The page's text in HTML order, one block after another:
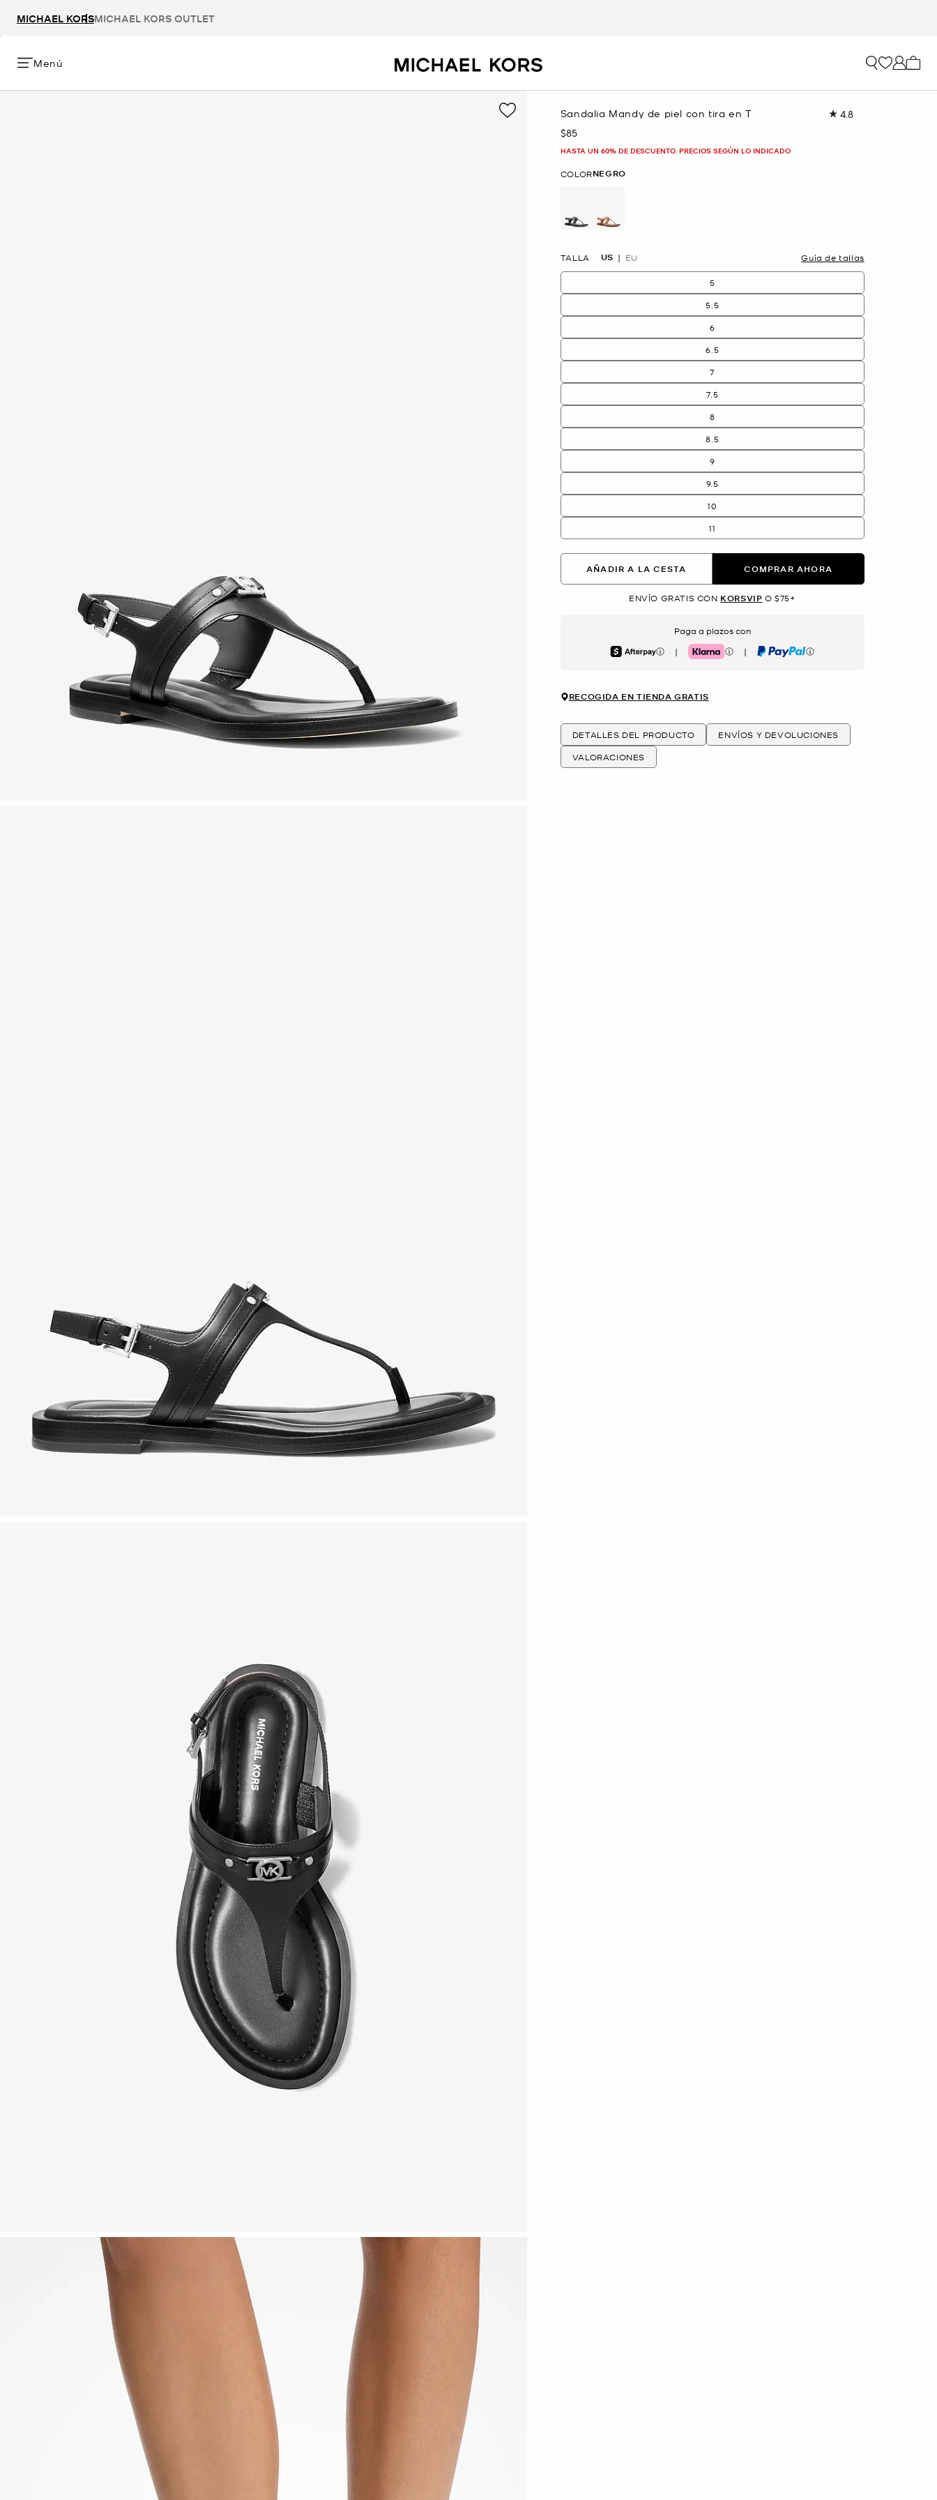
MICHAEL KORSMICHAEL KORS OUTLET
Menú
Sandalia Mandy de piel con tira en T 4.8Lea
Ahora
$85
HASTA UN 60% DE DESCUENTO. PRECIOS SEGÚN LO INDICADO
COLORNEGRO
TALLA US EU Guía de tallas
5
5.5
6
6.5
7
7.5
8
8.5
9
9.5
10
11
AÑADIR A LA CESTA COMPRAR AHORA
ENVÍO GRATIS CON KORSVIP O $75+
Paga a plazos con
Afterpay | Klarna | PayPal
RECOGIDA EN TIENDA GRATIS
DETALLES DEL PRODUCTO
ENVÍOS Y DEVOLUCIONES
VALORACIONES